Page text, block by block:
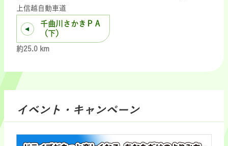
上信越自動車道
千曲川さかきＰＡ
（下）
約25.0 km
イベント・キャンペーン